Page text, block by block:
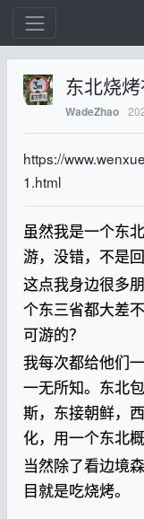
东北烧
WadeZhao
https://
1.html
虽然我是一个东
游，没错，不是
这点我身边很多
个东三省都大差
可游的？
我每次都给他们
一无所知。东北
斯，东接朝鲜，
化，用一个东北
当然除了看边境
目就是吃烧烤。